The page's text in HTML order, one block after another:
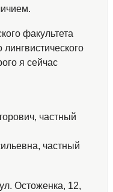
факультета
лингвистического
я сейчас
частный
частный
Остоженка, 12,